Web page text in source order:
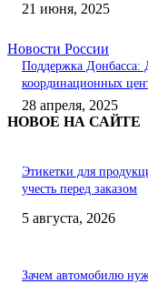
21 июня, 2025
Новости России
Поддержка Донбасса:
координационных
28 апреля, 2025
НОВОЕ НА САЙТЕ
Этикетки для
учесть перед заказом
5 августа, 2026
Зачем автомобилю